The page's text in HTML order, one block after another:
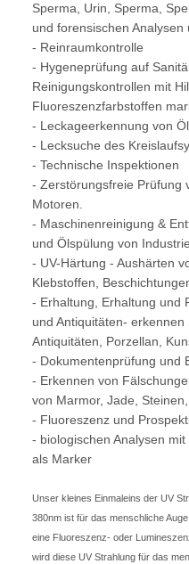
Sperma, Urin, Sperma,
und forensischen Analysen
- Reinraumkontrolle
- Hygeneprüfung auf
Reinigungskontrollen mit
Fluoreszenzfarbstoffen
- Leckageerkennung von
- Lecksuche des
- Technische Inspektionen
- Zerstörungsfreie Prüfung
Motoren.
- Maschinenreinigung &
und Ölspülung von
- UV-Härtung - Aushärten
Klebstoffen,
- Erhaltung, Erhaltung und
und Antiquitäten-
Antiquitäten, Porzellan,
- Dokumentenprüfung und
- Erkennen von
von Marmor, Jade,
- Fluoreszenz und
- biologischen Analysen
als Marker
Unser kleines Einmaleins der UV
380nm ist für das menschliche
eine Fluoreszenz- oder
wird diese UV Strahlung für das